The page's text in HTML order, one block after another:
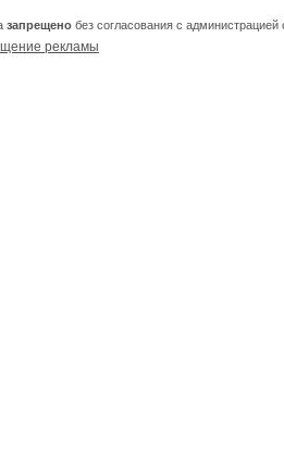
запрещено без согласования с администрацией
рекламы